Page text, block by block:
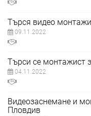
Търся видео
09.11.2022
Търси се монтажист
04.11.2022
Видеозаснемане и
Пловдив